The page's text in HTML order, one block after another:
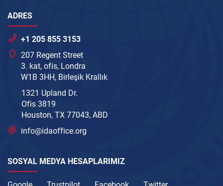
ADRES
+1 205 855 3153
207 Regent Street
3. kat, ofis, Londra
W1B 3HH, Birleşik Krallık
1321 Upland Dr.
Ofis 3819
Houston, TX 77043, ABD
info@idaoffice.org
SOSYAL MEDYA HESAPLARIMIZ